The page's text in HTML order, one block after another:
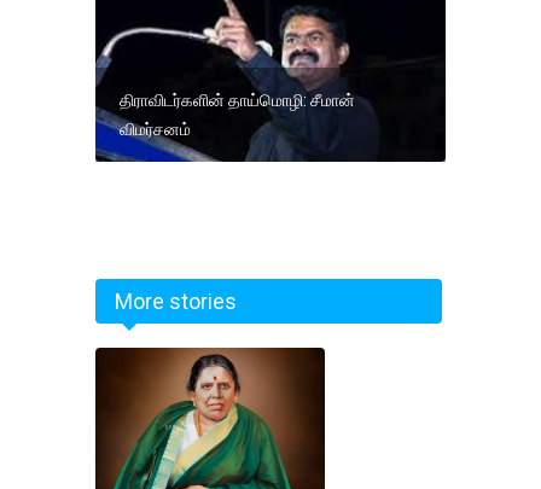
திராவிடர்களின் தாய்மொழி: சீமான்
விமர்சனம்
More stories